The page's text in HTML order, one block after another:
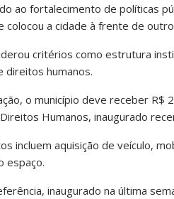
ao fortalecimento de políticas
colocou a cidade à frente de
critérios como estrutura
direitos humanos.
o município deve receber
Humanos, inaugurado
incluem aquisição de veículo,
espaço.
inaugurado na última